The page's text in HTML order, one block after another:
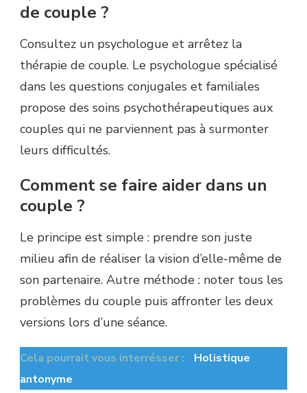
de couple ?
Consultez un psychologue et arrêtez la
thérapie de couple. Le psychologue spécialisé
dans les questions conjugales et familiales
propose des soins psychothérapeutiques aux
couples qui ne parviennent pas à surmonter
leurs difficultés.
Comment se faire aider dans un
couple ?
Le principe est simple : prendre son juste
milieu afin de réaliser la vision d’elle-même de
son partenaire. Autre méthode : noter tous les
problèmes du couple puis affronter les deux
versions lors d’une séance.
Cela pourrait vous interrésser :
Holistique
antonyme